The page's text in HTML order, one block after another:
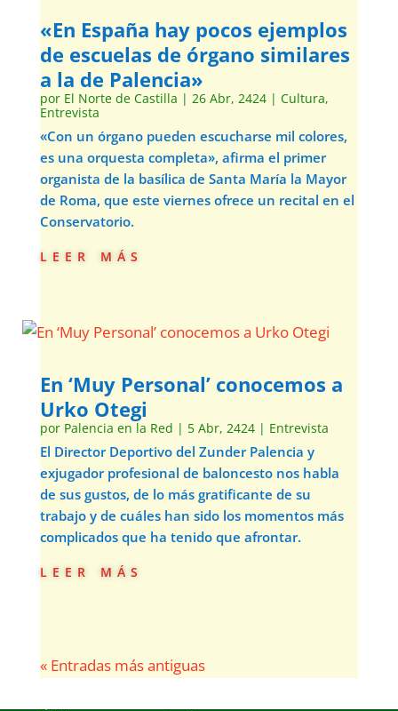
«En España hay pocos ejemplos
de escuelas de órgano similares
a la de Palencia»
por El Norte de Castilla | 26 Abr, 2424| Cultura,
Entrevista
«Con un órgano pueden escucharse mil colores,
es una orquesta completa», afirma el primer
organista de la basílica de Santa María la Mayor
de Roma, que este viernes ofrece un recital en el
Conservatorio.
leer más
En ‘Muy Personal’ conocemos a
Urko Otegi
por Palencia en la Red | 5 Abr, 2424| Entrevista
El Director Deportivo del Zunder Palencia y
exjugador profesional de baloncesto nos habla
de sus gustos, de lo más gratificante de su
trabajo y de cuáles han sido los momentos más
complicados que ha tenido que afrontar.
leer más
« Entradas más antiguas